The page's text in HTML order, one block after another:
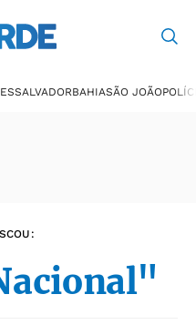
SALVADORBAHIASÃO JOÃO